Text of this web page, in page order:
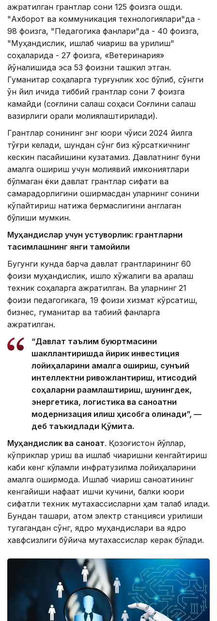
ажратилган грантлар сони 125 фоизга ошди.
"Ахборот ва коммуникация технологиялари"да -
98 фоизга, "Педагогика фанлари"да - 40 фоизга,
"Муҳандислик, ишлаб чиқариш ва қурилиш"
соҳаларида - 27 фоизга, «Ветеринария»
йўналишида эса 53 фоизни ташкил этган.
Гуманитар соҳаларга турғунлик хос бўлиб, сўнгги
ўн йил ичида тиббий грантлар сони 7 фоизга
камайди (соғлиқни сақлаш соҳаси Соғлиқни сақлаш
вазирлиги орқали молиялаштирилади).
Грантлар сонининг энг юқори чўққиси 2024 йилга
тўғри келади, шундан сўнг биз кўрсаткичнинг
кескин пасайишини кузатамиз. Давлатнинг буни
амалга ошириш учун молиявий имкониятлари
бўлмаган ёки давлат грантлар сифати ва
самарадорлигини оширмасдан уларнинг сонини
кўпайтириш натижа бермаслигини англаган
бўлиши мумкин.
Муҳандислар учун устуворлик: грантларни
тақсимлашнинг янги тамойили
Бугунги кунда барча давлат грантларининг 60
фоизи муҳандислик, қишлоқ хўжалиги ва аралаш
техник соҳаларга ажратилган. Ва уларнинг 21
фоизи педагогикага, 19 фоизи хизмат кўрсатиш,
бизнес, гуманитар ва табиий фанларга
ажратилган.
“Давлат таълим буюртмасини
шакллантиришда йирик инвестиция
лойиҳаларини амалга ошириш, сунъий
интеллектни ривожлантириш, иқтисодий
соҳаларни рақамлаштириш, шунингдек,
энергетика, логистика ва саноатни
модернизация қилиш ҳисобга олинади”, —
деб таъкидлади Қўмита.
Муҳандислик ва саноат. Қозоғистон йўллар,
кўприклар қуриш ва ишлаб чиқаришни кенгайтириш
каби кенг кўламли инфратузилма лойиҳаларини
амалга оширмоқда. Ишлаб чиқариш саноатининг
кенгайиши нафақат ишчи кучини, балки юқори
сифатли техник мутахассисларни ҳам талаб қилади.
Бундан ташқари, атом электр станцияси қурилиши
тугагандан сўнг, ядро муҳандислари ва ядро
хавфсизлиги бўйича мутахассислар керак бўлади.